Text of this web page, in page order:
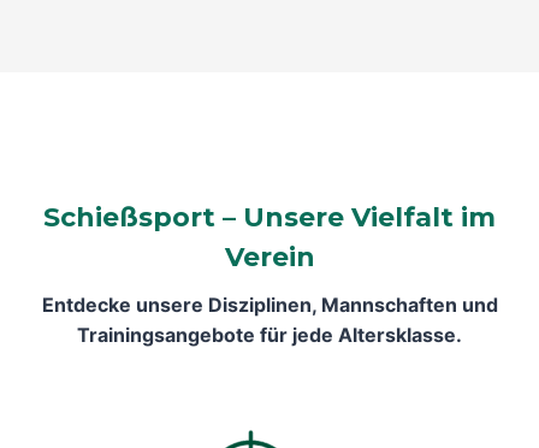
Schießsport – Unsere Vielfalt im
Verein
Entdecke unsere Disziplinen, Mannschaften und
Trainingsangebote für jede Altersklasse.